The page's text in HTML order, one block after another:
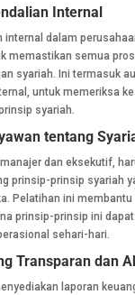
Internal
internal dalam
memastikan semua
syariah. Ini termasuk
untuk memeriksa
syariah.
tentang
dan eksekutif,
prinsip-prinsip syariah
Pelatihan ini membantu
prinsip-prinsip ini
sehari-hari.
Transparan dan
laporan